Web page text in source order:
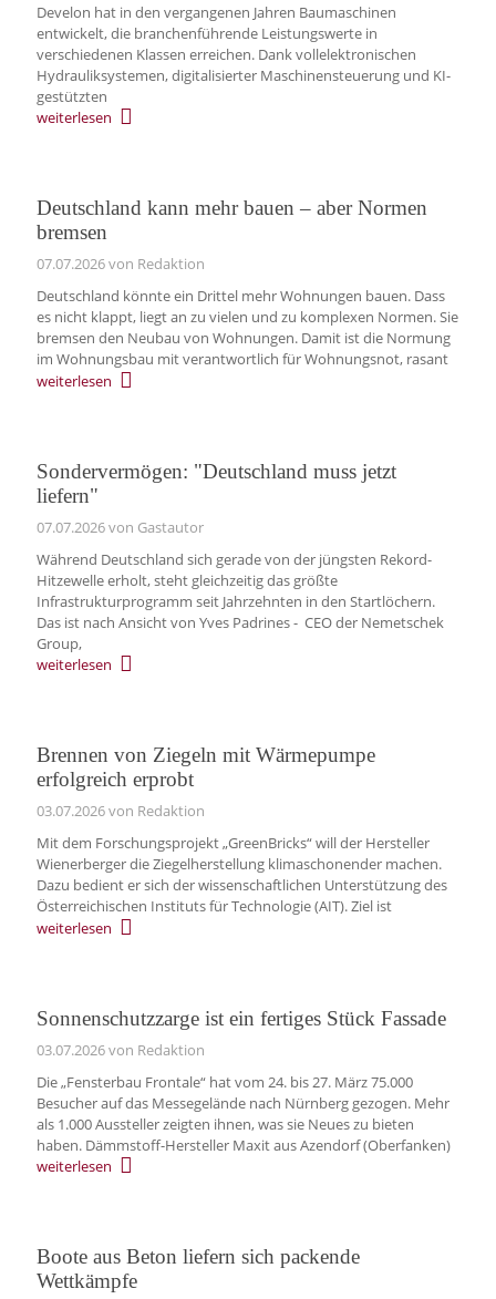
Develon hat in den vergangenen Jahren Baumaschinen
entwickelt, die branchenführende Leistungswerte in
verschiedenen Klassen erreichen. Dank vollelektronischen
Hydrauliksystemen, digitalisierter Maschinensteuerung und KI-
gestützten
weiterlesen
Deutschland kann mehr bauen – aber Normen
bremsen
07.07.2026von Redaktion
Deutschland könnte ein Drittel mehr Wohnungen bauen. Dass
es nicht klappt, liegt an zu vielen und zu komplexen Normen. Sie
bremsen den Neubau von Wohnungen. Damit ist die Normung
im Wohnungsbau mit verantwortlich für Wohnungsnot, rasant
weiterlesen
Sondervermögen: "Deutschland muss jetzt
liefern"
07.07.2026von Gastautor
Während Deutschland sich gerade von der jüngsten Rekord-
Hitzewelle erholt, steht gleichzeitig das größte
Infrastrukturprogramm seit Jahrzehnten in den Startlöchern.
Das ist nach Ansicht von Yves Padrines - CEO der Nemetschek
Group,
weiterlesen
Brennen von Ziegeln mit Wärmepumpe
erfolgreich erprobt
03.07.2026von Redaktion
Mit dem Forschungsprojekt „GreenBricks“ will der Hersteller
Wienerberger die Ziegelherstellung klimaschonender machen.
Dazu bedient er sich der wissenschaftlichen Unterstützung des
Österreichischen Instituts für Technologie (AIT). Ziel ist
weiterlesen
Sonnenschutzzarge ist ein fertiges Stück Fassade
03.07.2026von Redaktion
Die „Fensterbau Frontale“ hat vom 24. bis 27. März 75.000
Besucher auf das Messegelände nach Nürnberg gezogen. Mehr
als 1.000 Aussteller zeigten ihnen, was sie Neues zu bieten
haben. Dämmstoff-Hersteller Maxit aus Azendorf (Oberfanken)
weiterlesen
Boote aus Beton liefern sich packende
Wettkämpfe